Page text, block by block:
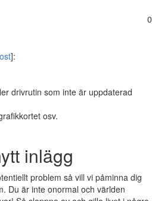
0
]:
drivrutin som inte är uppdaterad
osv.
inlägg
problem så vill vi påminna dig
Du är inte onormal och världen